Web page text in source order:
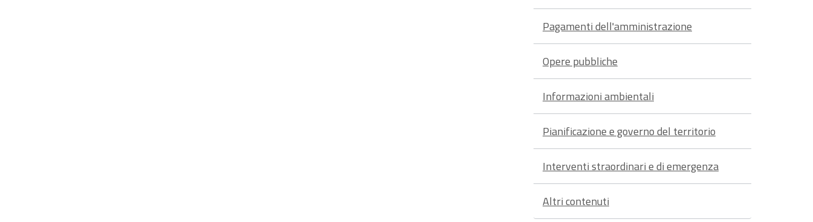
Pagamenti dell'amministrazione
Opere pubbliche
Informazioni ambientali
Pianificazione e governo del territorio
Interventi straordinari e di emergenza
Altri contenuti